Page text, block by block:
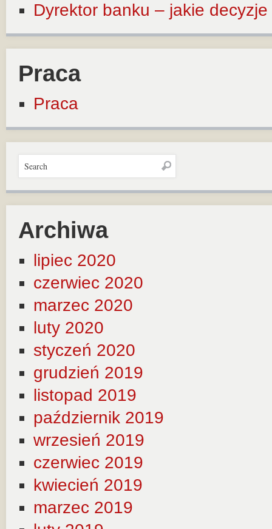
Dyrektor banku – jakie
Praca
Praca
Archiwa
lipiec 2020
czerwiec 2020
marzec 2020
luty 2020
styczeń 2020
grudzień 2019
listopad 2019
październik 2019
wrzesień 2019
czerwiec 2019
kwiecień 2019
marzec 2019